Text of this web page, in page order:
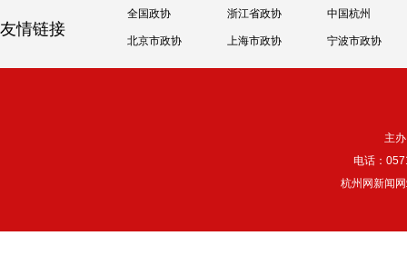
友情链接
全国政协 浙江省政协 中国杭州
北京市政协 上海市政协 宁波市政协
主
电话：
杭州网新闻